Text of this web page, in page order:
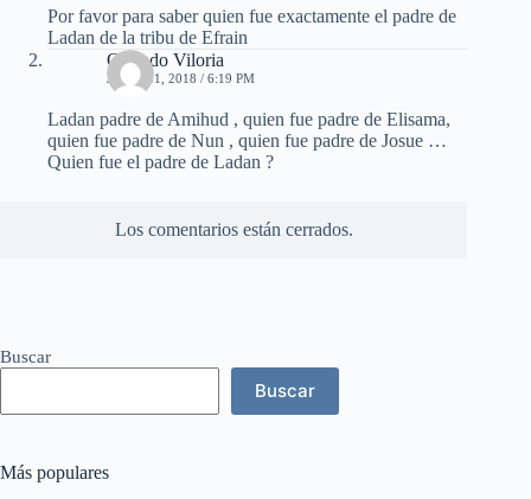
Por favor para saber quien fue exactamente el padre de
Ladan de la tribu de Efrain
Orlando Viloria
JULIO 31, 2018 / 6:19 PM
Ladan padre de Amihud , quien fue padre de Elisama,
quien fue padre de Nun , quien fue padre de Josue …
Quien fue el padre de Ladan ?
Los comentarios están cerrados.
Buscar
Buscar
Más populares